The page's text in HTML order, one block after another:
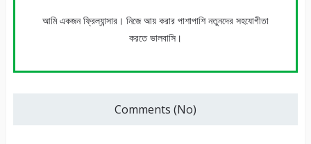
আমি একজন ফ্রিল্যান্সার। নিজে আয় করার পাশাপাশি নতুনদের সহযোগীতা
করতে ভালবাসি।
Comments (No)